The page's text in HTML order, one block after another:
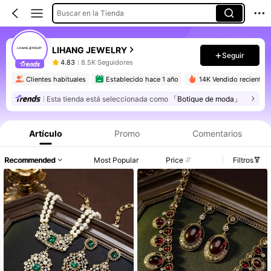
Buscar en la Tienda
LIHANG JEWELRY
4.83 8.5K Seguidores
Seguir
Clientes habituales Establecido hace 1 año 14K Vendido
Esta tienda está seleccionada como 「Botique de moda」
Artículo Promo Comentarios
Recommended Most Popular Price Filtros